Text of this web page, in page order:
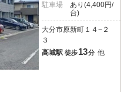
駐車場
あり(4,400円/
台)
大分市原新町１４−２
３
高城駅 徒歩13分 他